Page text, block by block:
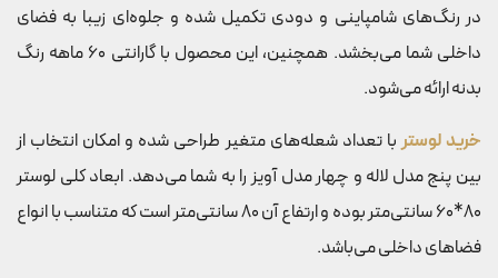
در رنگ‌های شامپاینی و دودی تکمیل شده و جلوه‌ای زیبا به فضای
داخلی شما می‌بخشد. همچنین، این محصول با گارانتی 60 ماهه رنگ
بدنه ارائه می‌شود.
خرید لوستربا تعداد شعله‌های متغیر طراحی شده و امکان انتخاب از
بین پنج مدل لاله و چهار مدل آویز را به شما می‌دهد. ابعاد کلی لوستر
80*60 سانتی‌متر بوده و ارتفاع آن 80 سانتی‌متر است که متناسب با انواع
فضاهای داخلی می‌باشد.